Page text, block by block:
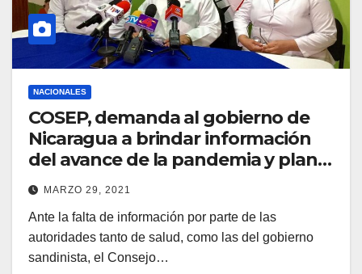
NACIONALES
COSEP, demanda al gobierno de
Nicaragua a brindar información
del avance de la pandemia y plan
de Vacunación Nacional
MARZO 29, 2021
Ante la falta de información por parte de las
autoridades tanto de salud, como las del gobierno
sandinista, el Consejo…